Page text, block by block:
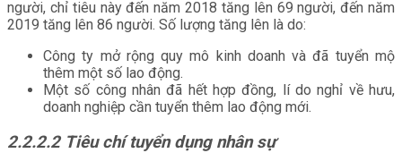
người, chỉ tiêu này đến năm 2018 tăng lên 69 người, đến năm
2019 tăng lên 86 người. Số lượng tăng lên là do:
Công ty mở rộng quy mô kinh doanh và đã tuyển mộ
thêm một số lao động.
Một số công nhân đã hết hợp đồng, lí do nghỉ về hưu,
doanh nghiệp cần tuyển thêm lao động mới.
2.2.2.2 Tiêu chí tuyển dụng nhân sự